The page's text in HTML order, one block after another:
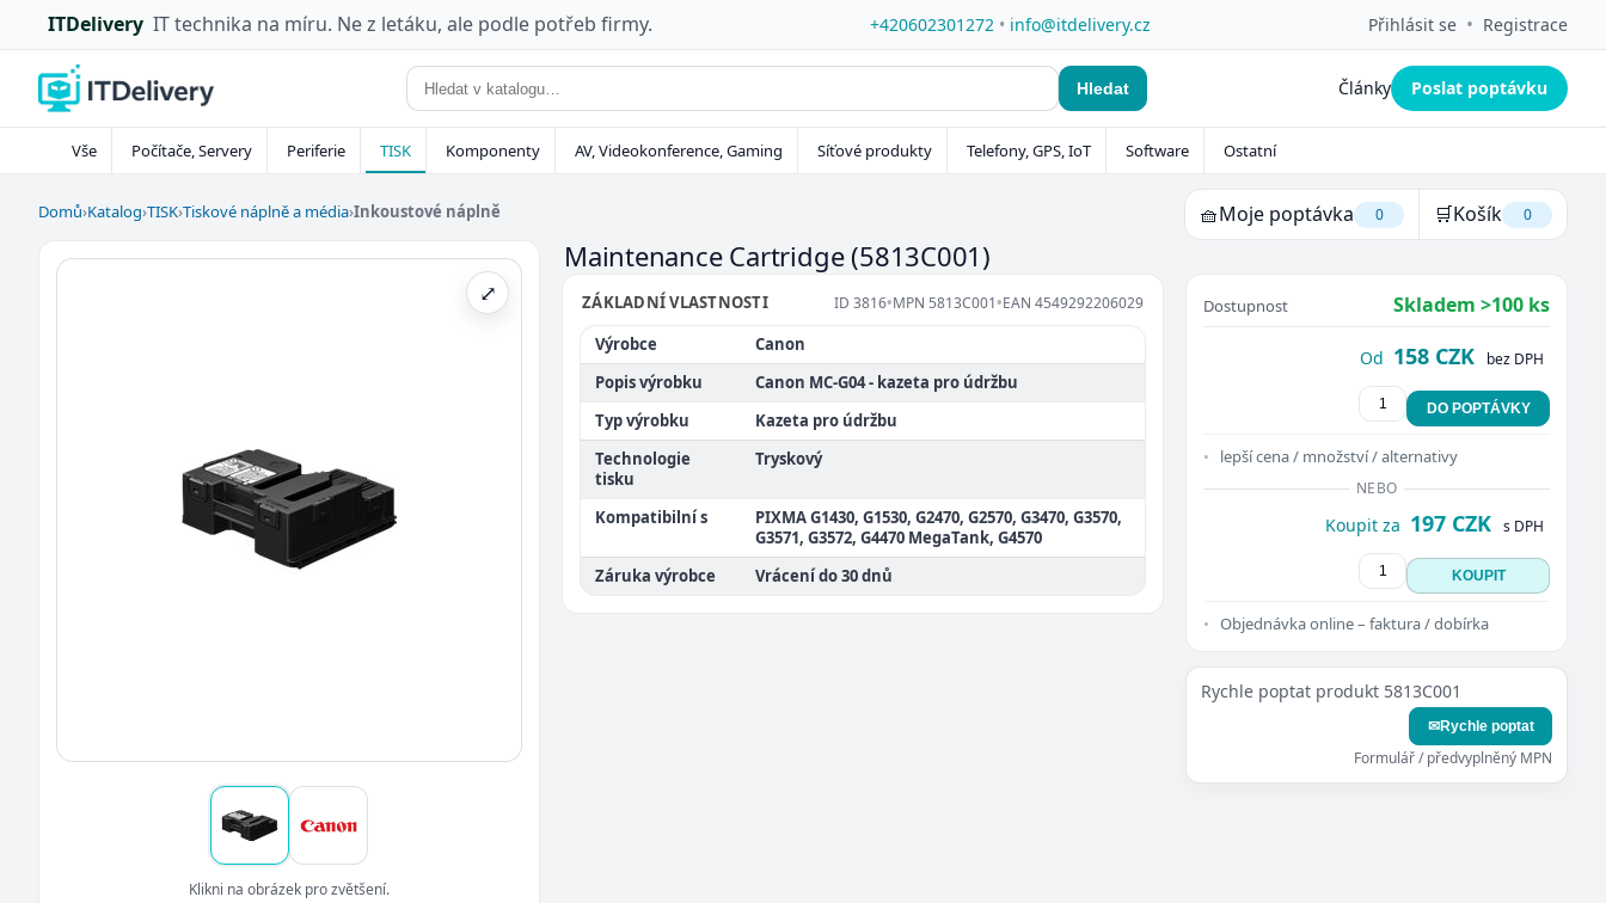
ITDelivery IT technika na míru. Ne z letáku, ale podle potřeb firmy. +420602301272 • info@itdelivery.cz Přihlásit se • Registrace
Hledat Články Poslat poptávku
Vše Počítače, Servery Periferie TISK Komponenty AV, Videokonference, Gaming Síťové produkty Telefony, GPS, IoT Software Ostatní
Domů›Katalog›TISK›Tiskové náplně a média›Inkoustové náplně 🧺Moje poptávka 0 🛒Košík 0
⤢
Klikni na obrázek pro zvětšení.
Maintenance Cartridge(5813C001)
ZÁKLADNÍ VLASTNOSTI ID 3816•MPN 5813C001•EAN 4549292206029
Výrobce
Canon
Popis výrobku
Canon MC-G04 - kazeta pro údržbu
Typ výrobku
Kazeta pro údržbu
Technologie
tisku
Tryskový
Kompatibilní s
PIXMA G1430, G1530, G2470, G2570, G3470, G3570,
G3571, G3572, G4470 MegaTank, G4570
Záruka výrobce
Vrácení do 30 dnů
Dostupnost Skladem >100 ks
Od 158 CZK bez DPH
DO POPTÁVKY
lepší cena / množství / alternativy
NEBO
Koupit za 197 CZK s DPH
KOUPIT
Objednávka online – faktura / dobírka
Rychle poptat produkt 5813C001
✉Rychle poptat
Formulář / předvyplněný MPN